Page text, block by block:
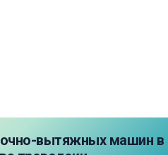
вытяжных машин в